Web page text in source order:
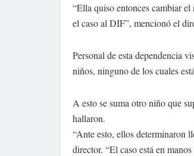
“Ella quiso entonces cambiar
el caso al DIF”, mencionó el
Personal de esta dependencia
niños, ninguno de los cuales
A esto se suma otro niño que
hallaron.
“Ante esto, ellos determinaron
director. “El caso está en